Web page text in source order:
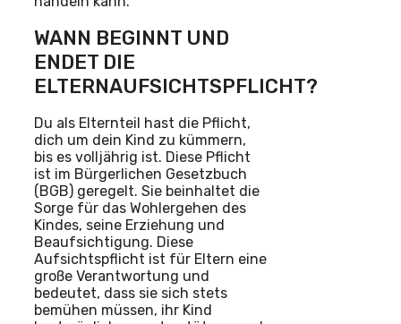
WANN BEGINNT UND
ENDET DIE
ELTERNAUFSICHTSPFLICHT?
Du als Elternteil hast die Pflicht,
dich um dein Kind zu kümmern,
bis es volljährig ist. Diese Pflicht
ist im Bürgerlichen Gesetzbuch
(BGB) geregelt. Sie beinhaltet die
Sorge für das Wohlergehen des
Kindes, seine Erziehung und
Beaufsichtigung. Diese
Aufsichtspflicht ist für Eltern eine
große Verantwortung und
bedeutet, dass sie sich stets
bemühen müssen, ihr Kind